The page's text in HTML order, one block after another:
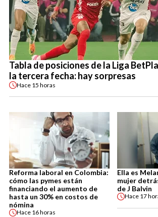
Tabla de posiciones de la Liga
la tercera fecha: hay sorpresas
Hace 15 horas
Reforma laboral en Colombia:
cómo las pymes están
financiando el aumento de
hasta un 30% en costos de
nómina
Hace 16 horas
Ella es
mujer
de J Balvin
Hace 17